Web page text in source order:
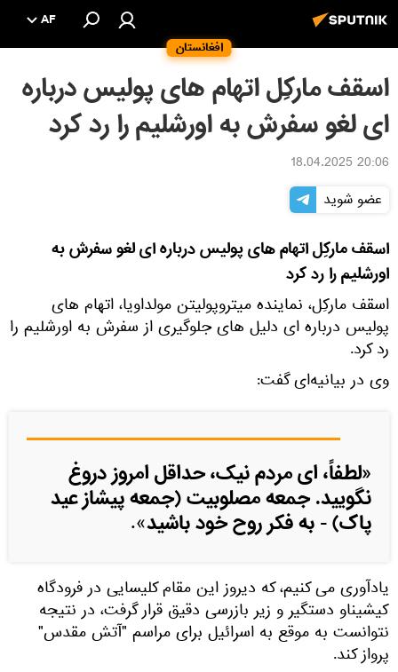
افغانستان
AF
اسقف مارکِل اتهام های پولیس درباره
ای لغو سفرش به اورشلیم را رد کرد
20:06 18.04.2025
عضو شوید
اسقف مارکِل اتهام های پولیس درباره ای لغو سفرش به
اورشلیم را رد کرد
اسقف مارکِل، نماینده میتروپولیتن مولداویا، اتهام های
پولیس درباره ای دلیل های جلوگیری از سفرش به اورشلیم را
رد کرد.
وی در بیانیه‌ای گفت:
«لطفاً، ای مردم نیک، حداقل امروز دروغ
نگویید. جمعه مصلوبیت (جمعه پیشاز عید
پاک) - به فکر روح خود باشید».
یادآوری می کنیم، که دیروز این مقام کلیسایی در فرودگاه
کیشیناو دستگیر و زیر بازرسی دقیق قرار گرفت، در نتیجه
نتوانست به موقع به اسرائیل برای مراسم "آتش مقدس"
پرواز کند.